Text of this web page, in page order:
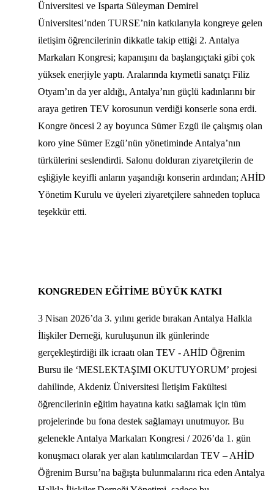
Üniversitesi ve Isparta Süleyman Demirel
Üniversitesi’nden TURSE’nin katkılarıyla kongreye gelen
iletişim öğrencilerinin dikkatle takip ettiği 2. Antalya
Markaları Kongresi; kapanışını da başlangıçtaki gibi çok
yüksek enerjiyle yaptı. Aralarında kıymetli sanatçı Filiz
Otyam’ın da yer aldığı, Antalya’nın güçlü kadınlarını bir
araya getiren TEV korosunun verdiği konserle sona erdi.
Kongre öncesi 2 ay boyunca Sümer Ezgü ile çalışmış olan
koro yine Sümer Ezgü’nün yönetiminde Antalya’nın
türkülerini seslendirdi. Salonu dolduran ziyaretçilerin de
eşliğiyle keyifli anların yaşandığı konserin ardından; AHİD
Yönetim Kurulu ve üyeleri ziyaretçilere sahneden topluca
teşekkür etti.
KONGREDEN EĞİTİME BÜYÜK KATKI
3 Nisan 2026’da 3. yılını geride bırakan Antalya Halkla
İlişkiler Derneği, kuruluşunun ilk günlerinde
gerçekleştirdiği ilk icraatı olan TEV - AHİD Öğrenim
Bursu ile ‘MESLEKTAŞIMI OKUTUYORUM’ projesi
dahilinde, Akdeniz Üniversitesi İletişim Fakültesi
öğrencilerinin eğitim hayatına katkı sağlamak için tüm
projelerinde bu fona destek sağlamayı unutmuyor. Bu
gelenekle Antalya Markaları Kongresi / 2026’da 1. gün
konuşmacı olarak yer alan katılımcılardan TEV – AHİD
Öğrenim Bursu’na bağışta bulunmalarını rica eden Antalya